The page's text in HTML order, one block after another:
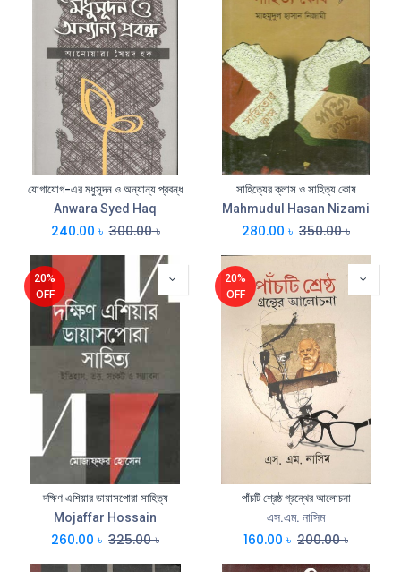
যোগাযোগ-এর মধুসূদন ও অন্যান্য প্রবন্ধ
Anwara Syed Haq
240.00 ৳ 300.00৳
সাহিত্যের ক্লাস ও সাহিত্য কোষ
Mahmudul Hasan Nizami
280.00 ৳ 350.00৳
20%
OFF
দক্ষিণ এশিয়ার ডায়াসপোরা সাহিত্য
Mojaffar Hossain
260.00 ৳ 325.00৳
20%
OFF
পাঁচটি শ্রেষ্ঠ গ্রন্থের আলোচনা
এস.এম. নাসিম
160.00 ৳ 200.00৳